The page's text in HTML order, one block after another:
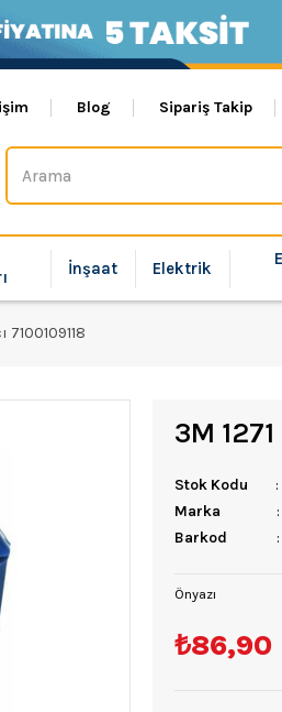
Blog Sipariş Takip
İnşaat Elektrik
7100109118
3M
Stok Kodu
Marka
:
Barkod
:
Önyazı
₺86,90